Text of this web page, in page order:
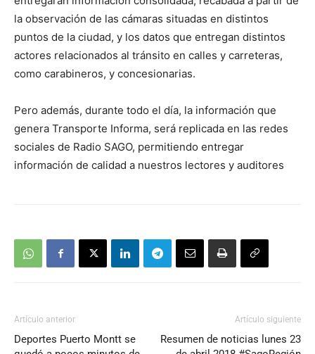
la observación de las cámaras situadas en distintos
puntos de la ciudad, y los datos que entregan distintos
actores relacionados al tránsito en calles y carreteras,
como carabineros, y concesionarias.
Pero además, durante todo el día, la información que
genera Transporte Informa, será replicada en las redes
sociales de Radio SAGO, permitiendo entregar
información de calidad a nuestros lectores y auditores
Artículo anterior
Deportes Puerto Montt se
Artículo siguiente
Resumen de noticias lunes 23